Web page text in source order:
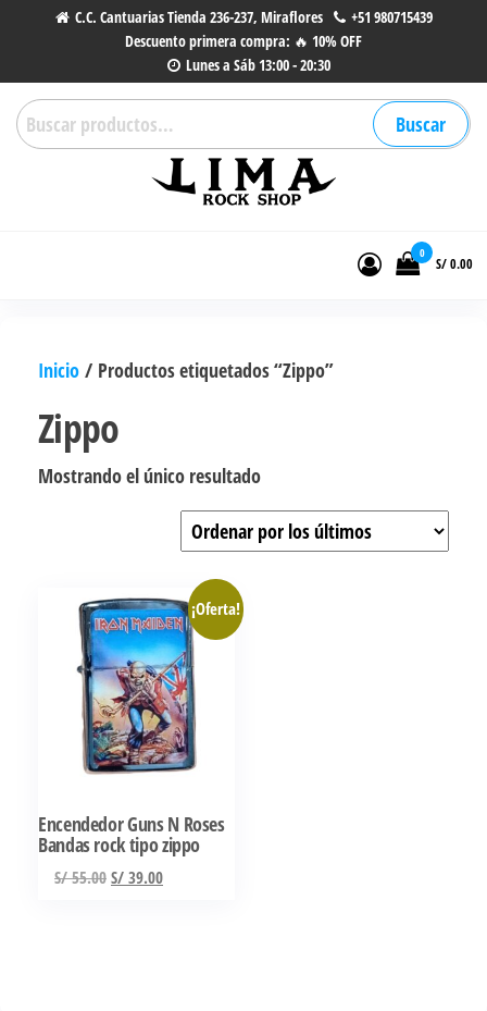
C.C. Cantuarias Tienda 236-237, Miraflores
+51 980715439
Descuento primera compra: 🔥 10% OFF
Lunes a Sáb 13:00 - 20:30
Buscar
por:
Buscar
Joyas de Acero | Tienda de
Música de Vinilos, CDs y más.
0
S/ 0.00
Inicio / Productos etiquetados “Zippo”
Zippo
Mostrando el único resultado
¡Oferta!
Encendedor Guns N Roses
Bandas rock tipo zippo
S/55.00El
S/39.00El